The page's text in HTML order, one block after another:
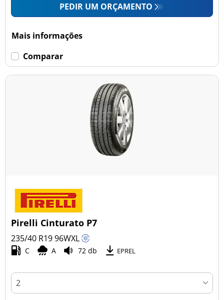
PEDIR UM ORÇAMENTO
Mais informações
Comparar
Pirelli Cinturato P7
235/40 R1996WXL
C A 72 db EPREL